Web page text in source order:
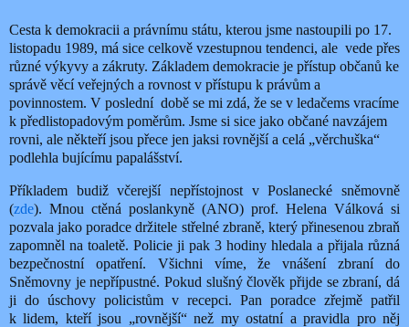
Cesta k demokracii a právnímu státu, kterou jsme nastoupili po 17.
listopadu 1989, má sice celkově vzestupnou tendenci, ale vede přes
různé výkyvy a zákruty. Základem demokracie je přístup občanů ke
správě věcí veřejných a rovnost v přístupu k právům a
povinnostem. V poslední době se mi zdá, že se v ledačems vracíme
k předlistopadovým poměrům. Jsme si sice jako občané navzájem
rovni, ale někteří jsou přece jen jaksi rovnější a celá „věrchuška“
podlehla bujícímu papalášství.
Příkladem budiž včerejší nepřístojnost v Poslanecké sněmovně
(zde). Mnou ctěná poslankyně (ANO) prof. Helena Válková si
pozvala jako poradce držitele střelné zbraně, který přinesenou zbraň
zapomněl na toaletě. Policie ji pak 3 hodiny hledala a přijala různá
bezpečnostní opatření. Všichni víme, že vnášení zbraní do
Sněmovny je nepřípustné. Pokud slušný člověk přijde se zbraní, dá
ji do úschovy policistům v recepci. Pan poradce zřejmě patřil
k lidem, kteří jsou „rovnější“ než my ostatní a pravidla pro něj